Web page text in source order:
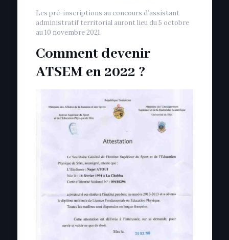
Les pré-inscriptions au concours d’assistant
administratif territorial auront lieu du 5 octobre
au 10 novembre 2021.
Comment devenir
ATSEM en 2022 ?